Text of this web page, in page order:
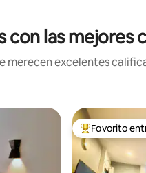
con las mejores
merecen excelentes
Favorito
Favorito